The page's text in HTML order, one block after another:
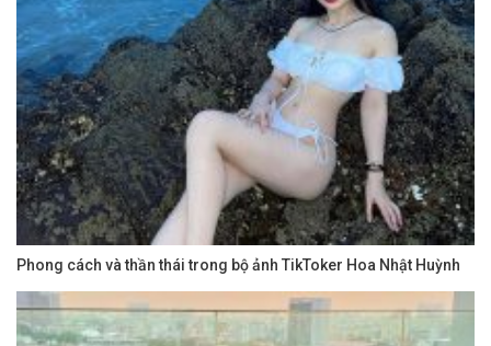
Phong cách và thần thái trong bộ ảnh TikToker Hoa Nhật Huỳnh